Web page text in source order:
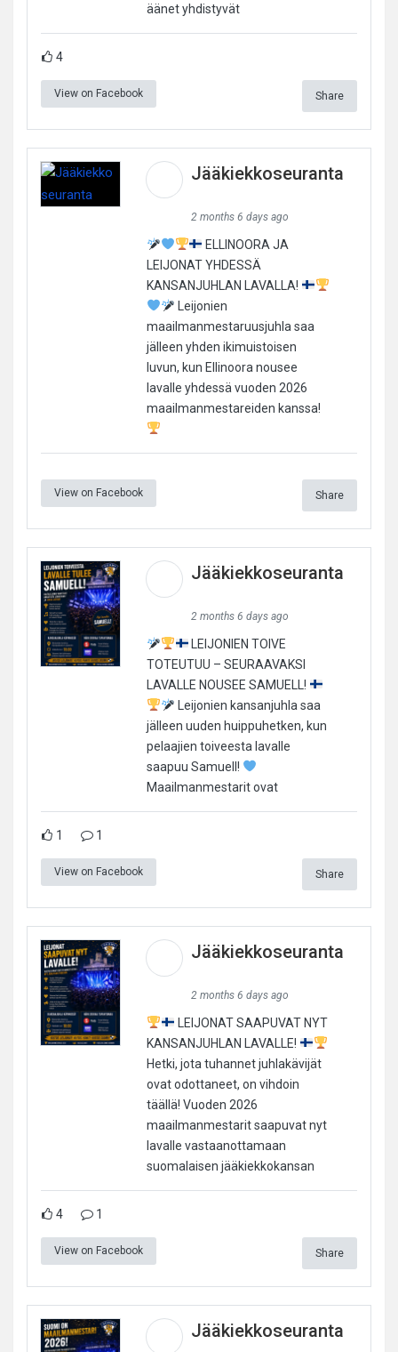
äänet yhdistyvät
4
View on Facebook Share
Jääkiekkoseuranta
2 months 6 days ago
ELLINOORA JA
LEIJONAT YHDESSÄ
KANSANJUHLAN LAVALLA!
Leijonien
maailmanmestaruusjuhla saa
jälleen yhden ikimuistoisen
luvun, kun Ellinoora nousee
lavalle yhdessä vuoden 2026
maailmanmestareiden kanssa!
View on Facebook Share
Jääkiekkoseuranta
2 months 6 days ago
LEIJONIEN TOIVE
TOTEUTUU – SEURAAVAKSI
LAVALLE NOUSEE SAMUELL!
Leijonien kansanjuhla saa
jälleen uuden huippuhetken, kun
pelaajien toiveesta lavalle
saapuu Samuell!
Maailmanmestarit ovat
1 1
View on Facebook Share
Jääkiekkoseuranta
2 months 6 days ago
LEIJONAT SAAPUVAT NYT
KANSANJUHLAN LAVALLE!
Hetki, jota tuhannet juhlakävijät
ovat odottaneet, on vihdoin
täällä! Vuoden 2026
maailmanmestarit saapuvat nyt
lavalle vastaanottamaan
suomalaisen jääkiekkokansan
4 1
View on Facebook Share
Jääkiekkoseuranta